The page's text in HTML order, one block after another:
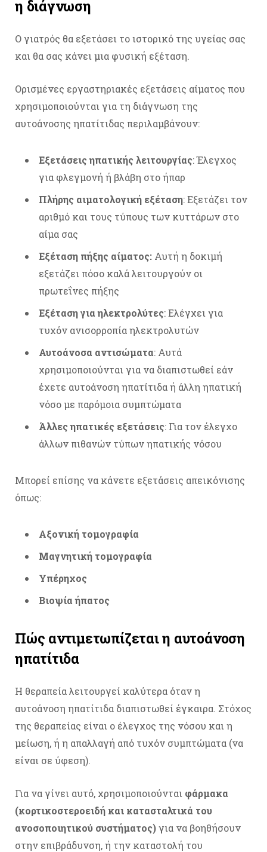
η διάγνωση
Ο γιατρός θα εξετάσει το ιστορικό της υγείας σας
και θα σας κάνει μια φυσική εξέταση.
Ορισμένες εργαστηριακές εξετάσεις αίματος που
χρησιμοποιούνται για τη διάγνωση της
αυτοάνοσης ηπατίτιδας περιλαμβάνουν:
Εξετάσεις ηπατικής λειτουργίας: Έλεγχος
για φλεγμονή ή βλάβη στο ήπαρ
Πλήρης αιματολογική εξέταση: Εξετάζει τον
αριθμό και τους τύπους των κυττάρων στο
αίμα σας
Εξέταση πήξης αίματος: Αυτή η δοκιμή
εξετάζει πόσο καλά λειτουργούν οι
πρωτεΐνες πήξης
Εξέταση για ηλεκτρολύτες: Ελέγχει για
τυχόν ανισορροπία ηλεκτρολυτών
Αυτοάνοσα αντισώματα: Αυτά
χρησιμοποιούνται για να διαπιστωθεί εάν
έχετε αυτοάνοση ηπατίτιδα ή άλλη ηπατική
νόσο με παρόμοια συμπτώματα
Άλλες ηπατικές εξετάσεις: Για τον έλεγχο
άλλων πιθανών τύπων ηπατικής νόσου
Μπορεί επίσης να κάνετε εξετάσεις απεικόνισης
όπως:
Αξονική τομογραφία
Μαγνητική τομογραφία
Υπέρηχος
Βιοψία ήπατος
Πώς αντιμετωπίζεται η αυτοάνοση
ηπατίτιδα
Η θεραπεία λειτουργεί καλύτερα όταν η
αυτοάνοση ηπατίτιδα διαπιστωθεί έγκαιρα. Στόχος
της θεραπείας είναι ο έλεγχος της νόσου και η
μείωση, ή η απαλλαγή από τυχόν συμπτώματα (να
είναι σε ύφεση).
Για να γίνει αυτό, χρησιμοποιούνται φάρμακα
(κορτικοστεροειδή και κατασταλτικά του
ανοσοποιητικού συστήματος)για να βοηθήσουν
στην επιβράδυνση, ή την καταστολή του